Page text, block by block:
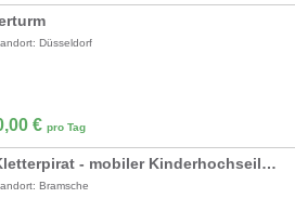
Düsseldorf
€ pro Tag
Der Kletterpirat - mobiler Kinderhochseilgarten – Co2 neutral - green event modul
Bramsche